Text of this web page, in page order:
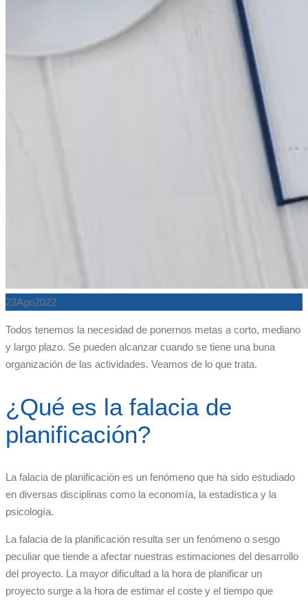
23Ago2022
Todos tenemos la necesidad de ponernos metas a corto, mediano
y largo plazo. Se pueden alcanzar cuando se tiene una buna
organización de las actividades. Veamos de lo que trata.
¿Qué es la falacia de
planificación?
La falacia de planificación es un fenómeno que ha sido estudiado
en diversas disciplinas como la economía, la estadística y la
psicología.
La falacia de la planificación resulta ser un fenómeno o sesgo
peculiar que tiende a afectar nuestras estimaciones del desarrollo
del proyecto. La mayor dificultad a la hora de planificar un
proyecto surge a la hora de estimar el coste y el tiempo que